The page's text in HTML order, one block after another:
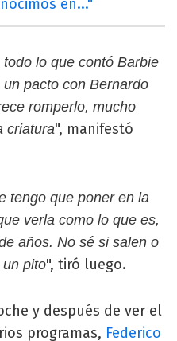
en..."
lo que contó Barbie
pacto con Bernardo
romperlo, mucho
criatura", manifestó
tengo que poner en la
verla como lo que es,
años. No sé si salen o
pito", tiró luego.
y después de ver el
programas, Federico